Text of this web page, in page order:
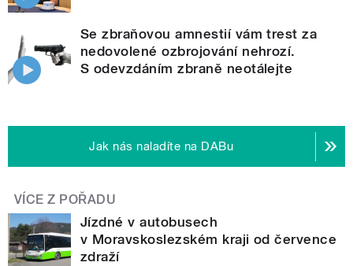
Se zbraňovou amnestií vám trest za
nedovolené ozbrojování nehrozí.
S odevzdáním zbraně neotálejte
Jak nás naladíte na DABu
VÍCE Z POŘADU
Jízdné v autobusech
v Moravskoslezském kraji od července
zdraží